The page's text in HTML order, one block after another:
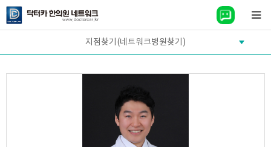
지점찾기(네트워크병원찾기)